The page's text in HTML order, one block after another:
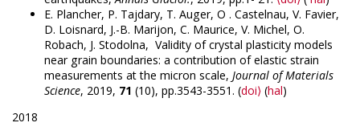
E. Plancher, P. Tajdary, T. Auger, O . Castelnau, V. Favier,
D. Loisnard, J.-B. Marijon, C. Maurice, V. Michel, O.
Robach, J. Stodolna, Validity of crystal plasticity models
near grain boundaries: a contribution of elastic strain
measurements at the micron scale, Journal of Materials
Science, 2019, 71 (10), pp.3543-3551. (doi⟩ (hal)
2018